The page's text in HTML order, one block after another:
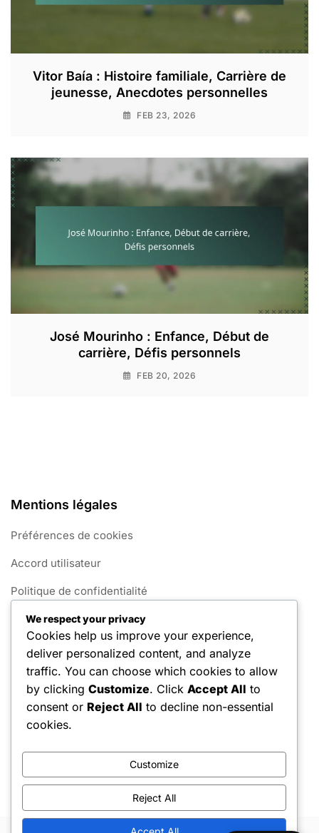
Vitor Baía : Histoire familiale, Carrière de
jeunesse, Anecdotes personnelles
FEB 23, 2026
José Mourinho : Enfance, Début de
carrière, Défis personnels
FEB 20, 2026
Mentions légales
Préférences de cookies
Accord utilisateur
Politique de confidentialité
Contactez-nous
Qui nous sommes
Catégories
Biographies des joueurs
Réalisations internationales
We respect your privacy
Cookies help us improve your experience,
deliver personalized content, and analyze
traffic. You can choose which cookies to allow
by clicking Customize. Click Accept All to
consent or Reject All to decline non-essential
cookies.
Customize
Reject All